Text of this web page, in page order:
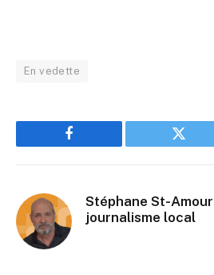
En vedette
Facebook
Stéphane St-
journalisme local